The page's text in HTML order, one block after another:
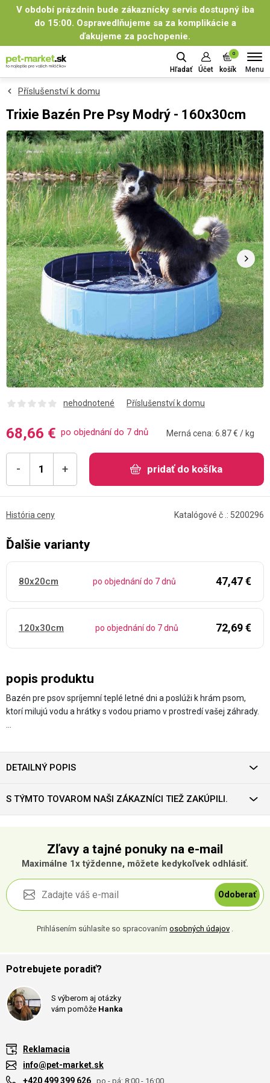
V období prázdnin bude zákaznícky servis dostupný iba
do 15:00. Ospravedlňujeme sa za komplikácie a
ďakujeme za pochopenie.
Hľadať Účet
0
košík Menu
Příslušenství k domu
Trixie Bazén Pre Psy Modrý - 160x30cm
nehodnotené Příslušenství k domu
popis produktu
Bazén pre psov spríjemní teplé letné dni a poslúži k hrám psom,
ktorí milujú vodu a hrátky s vodou priamo v prostredí vašej záhrady.
68,66 € po objednání do 7 dnů Merná cena: 6.87 € / kg
- + pridať do košíka
História ceny Katalógové č .: 5200296
Ďalšie varianty
80x20cm po objednání do 7 dnů 47,47 €
120x30cm po objednání do 7 dnů 72,69 €
DETAILNÝ POPIS
S TÝMTO TOVAROM NAŠI ZÁKAZNÍCI TIEŽ ZAKÚPILI.
Zľavy a tajné ponuky na e-mail
Maximálne 1x týždenne, môžete kedykoľvek odhlásiť.
Odoberať
Prihlásením súhlasíte so spracovaním osobných údajov
Potrebujete poradiť?
S výberom aj otázky
vám pomôže Hanka
Reklamacia
info@pet-market.sk
+420 499 399 626 , po - pá: 8:00 - 16:00